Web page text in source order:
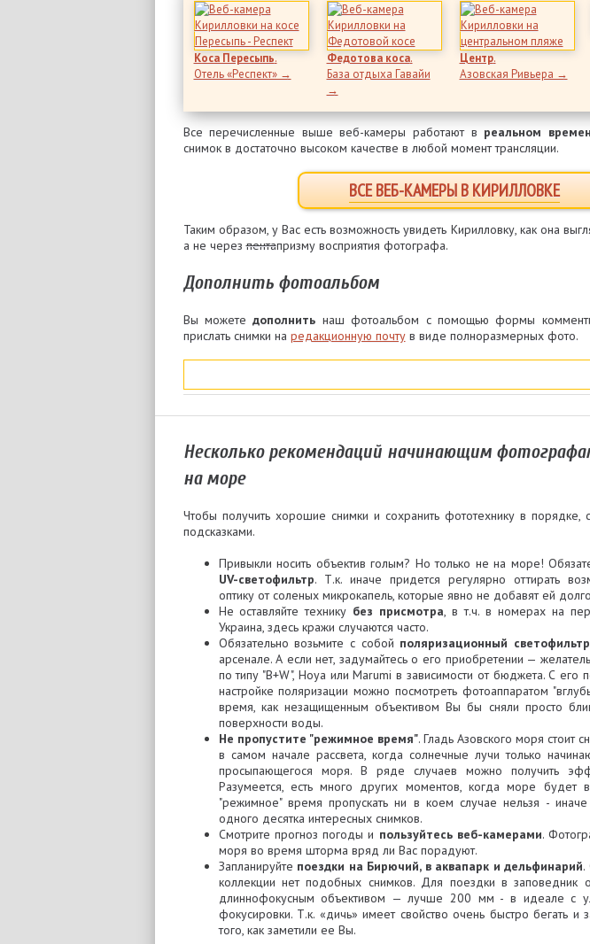
Коса Пересыпь.
Отель «Респект» →
Федотова коса.
База отдыха Гавайи
→
Центр.
Азовская Ривьера →
Все перечисленные выше веб-камеры работают в реальном
снимок в достаточно высоком качестве в любой момент трансляции.
ВСЕ ВЕБ-КАМЕРЫ В КИРИЛЛОВКЕ
Таким образом, у Вас есть возможность увидеть Кирилловку, как она
а не черезпентапризму восприятия фотографа.
Дополнить фотоальбом
Вы можетедополнить наш фотоальбом с помощью формы
прислать снимки на редакционную почтув виде полноразмерных фото.
Несколько рекомендаций начинающим
на море
Чтобы получить хорошие снимки и сохранить фототехнику в порядке,
подсказками.
Привыкли носить объектив голым? Но только не на море!
UV-светофильтр. Т.к. иначе придется регулярно оттирать
оптику от соленых микрокапель, которые явно не добавят ей
Не оставляйте технику без присмотра, в т.ч. в номерах на
Украина, здесь кражи случаются часто.
Обязательно возьмите с собой поляризационный светофильтр
арсенале. А если нет, задумайтесь о его приобретении —
по типу "B+W", Hoya или Marumi в зависимости от бюджета. С его
настройке поляризации можно посмотреть фотоаппаратом
время, как незащищенным объективом Вы бы сняли просто
поверхности воды.
Не пропустите "режимное время". Гладь Азовского моря стоит
в самом начале рассвета, когда солнечные лучи только
просыпающегося моря. В ряде случаев можно получить
Разумеется, есть много других моментов, когда море будет
"режимное" время пропускать ни в коем случае нельзя -
одного десятка интересных снимков.
Смотрите прогноз погоды и пользуйтесь веб-камерами.
моря во время шторма вряд ли Вас порадуют.
Запланируйте поездки на Бирючий, в аквапарк и дельфинарий.
коллекции нет подобных снимков. Для поездки в заповедник
длиннофокусным объективом — лучше 200 мм - в идеале с
фокусировки. Т.к. «дичь» имеет свойство очень быстро бегать и
того, как заметили ее Вы.